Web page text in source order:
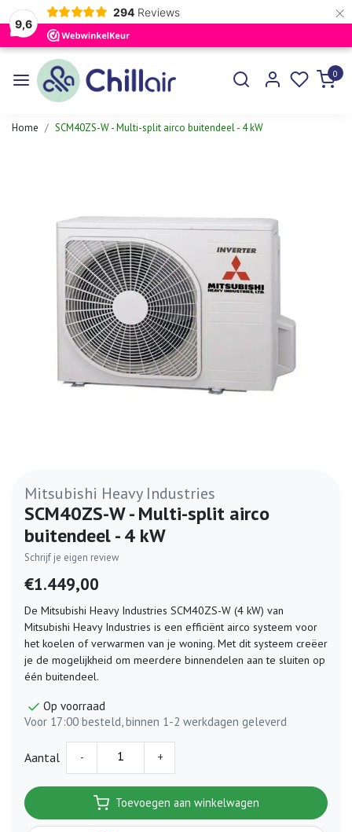
9,6
294 Reviews ×
0
Home SCM40ZS-W - Multi-split airco buitendeel - 4 kW
Mitsubishi Heavy Industries
SCM40ZS-W - Multi-split airco
buitendeel - 4 kW
Schrijf je eigen review
€1.449,00
De Mitsubishi Heavy Industries SCM40ZS-W (4 kW) van
Mitsubishi Heavy Industries is een efficiënt airco systeem voor
het koelen of verwarmen van je woning. Met dit systeem creëer
je de mogelijkheid om meerdere binnendelen aan te sluiten op
één buitendeel.
Op voorraad
Voor 17:00 besteld, binnen 1-2 werkdagen geleverd
Aantal - +
Toevoegen aan winkelwagen